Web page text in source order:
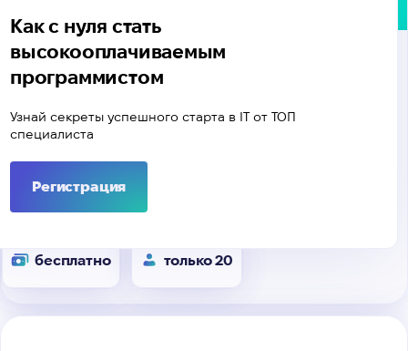
Как с нуля стать
высокооплачиваемым
программистом
Узнай секреты успешного старта в IТ от ТОП
специалиста
Регистрация
бесплатно только 20